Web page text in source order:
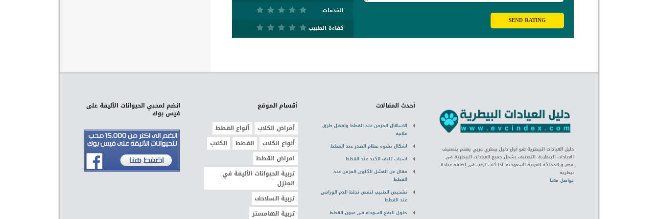
الخدمات
كفاءة الطبيب
SEND RATING
دليل العيادات البيطرية هو أول دليل بيطري عربي يهتم بتصنيف
العيادات البيطرية. التصنيف يشمل جميع العيادات البيطرية في
مصر و المملكة العربية السعودية. اذا كنت ترغب في إضافة عيادة
بيطرية
تواصل معنا
أحدث المقالات
الاسهال المزمن عند القطط وافضل طرق
علاجه
اشكال تشوه عظام الصدر عند القطط
اسباب تليف الكبد عند القطط
مقال عن الفشل الكلوى المزمن عند
القطط
تشخيص الطبيب لنقص تجلط الدم الوراقى
عند القطط
حلول البقع السوداء فى عيون القطط
أقسام الموقع
أمراض الكلاب
أنواع القطط
أنواع الكلاب
القطط
الكلاب
امراض القطط
تربية الحيوانات الأليفة في
المنزل
تربية السلاحف
تربية الهامستر
انضم لمحبي الحيوانات الأليفة على
فيس بوك